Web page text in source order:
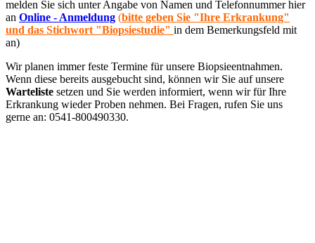
melden Sie sich unter Angabe von Namen und Telefonnummer hier
an Online - Anmeldung (bitte geben Sie "Ihre Erkrankung"
und das Stichwort "Biopsiestudie" in dem Bemerkungsfeld mit
an)
Wir planen immer feste Termine für unsere Biopsieentnahmen.
Wenn diese bereits ausgebucht sind, können wir Sie auf unsere
Warteliste setzen und Sie werden informiert, wenn wir für Ihre
Erkrankung wieder Proben nehmen. Bei Fragen, rufen Sie uns
gerne an: 0541-800490330.